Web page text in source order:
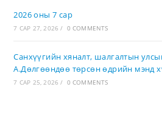
2026 оны 7 сар
7 САР 27, 2026 / 0 COMMENTS
Санхүүгийн хяналт, шалгалтын
А.Дөлгөөндөө төрсөн өдрийн мэнд
7 САР 25, 2026 / 0 COMMENTS